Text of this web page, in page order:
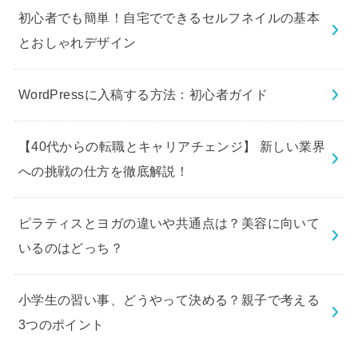
初心者でも簡単！自宅でできるセルフネイルの基本
とおしゃれデザイン
WordPressに入稿する方法：初心者ガイド
【40代からの転職とキャリアチェンジ】 新しい業界
への挑戦の仕方を徹底解説！
ピラティスとヨガの違いや共通点は？美容に向いて
いるのはどっち？
小学生の習い事、どうやって決める？親子で考える
3つのポイント